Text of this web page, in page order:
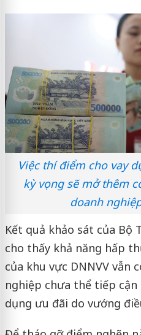
Việc thí điểm cho vay
kỳ vọng sẽ mở thêm
doanh
Kết quả khảo sát của Bộ
cho thấy khả năng hấp
của khu vực DNNVV vẫn
nghiệp chưa thể tiếp
dụng ưu đãi do vướng